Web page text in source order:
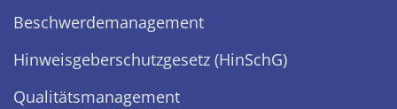
Beschwerdemanagement
Hinweisgeberschutzgesetz (HinSchG)
Qualitätsmanagement